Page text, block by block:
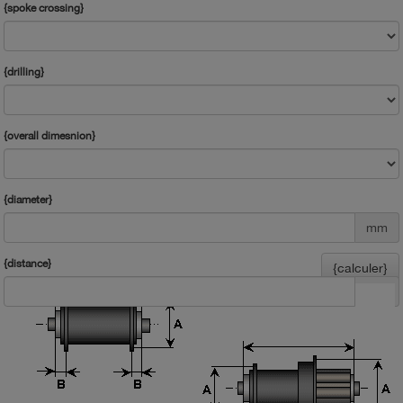
{spoke crossing}
{drilling}
{overall dimesnion}
{diameter}
mm
{distance} {calculer}